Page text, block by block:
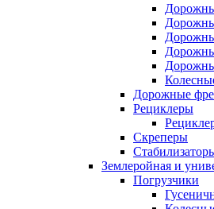
Дорожные
Рециклеры
Скреперы
Землеройная и
Погрузчики